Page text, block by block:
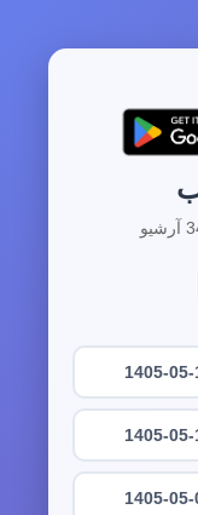
1405-05-
1405-05-
1405-05-